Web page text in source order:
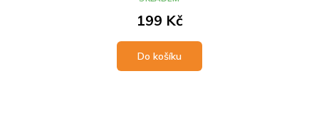
199 Kč
Do košíku